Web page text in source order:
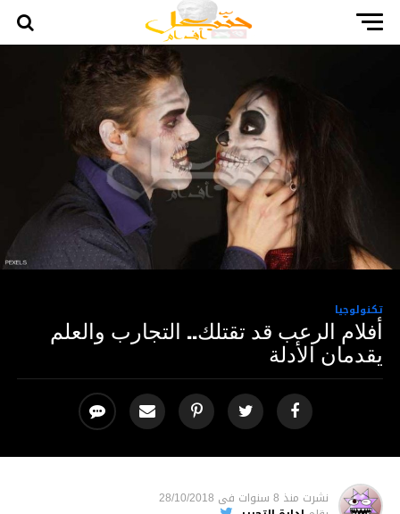
تكنولوجيا
أفلام الرعب قد تقتلك.. التجارب والعلم
يقدمان الأدلة
نشرت منذ 8 سنوات فى 28/10/2018